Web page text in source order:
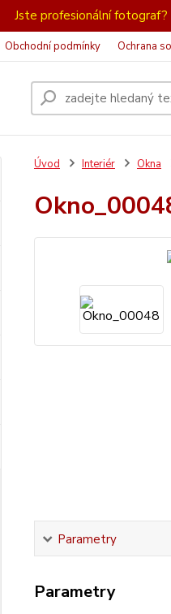
Jste profesionální fotograf?
Obchodní podmínky Ochrana
Úvod Interiér Okna
Parametry
Parametry